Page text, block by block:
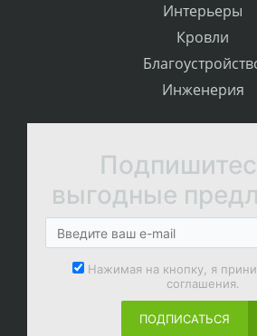
Интерьеры
Кровли
Инженерия
выгодные
Нажимая на кнопку, я
соглашения.
ПОДПИСАТЬСЯ